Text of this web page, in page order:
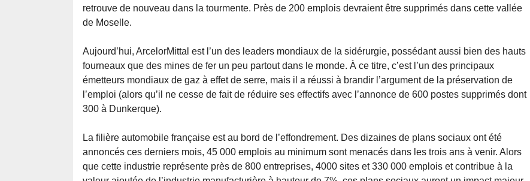
retrouve de nouveau dans la tourmente. Près de 200 emplois devraient être supprimés dans cette vallée
de Moselle.
Aujourd’hui, ArcelorMittal est l’un des leaders mondiaux de la sidérurgie, possédant aussi bien des hauts
fourneaux que des mines de fer un peu partout dans le monde. À ce titre, c’est l’un des principaux
émetteurs mondiaux de gaz à effet de serre, mais il a réussi à brandir l’argument de la préservation de
l’emploi (alors qu’il ne cesse de fait de réduire ses effectifs avec l’annonce de 600 postes supprimés dont
300 à Dunkerque).
La filière automobile française est au bord de l’effondrement. Des dizaines de plans sociaux ont été
annoncés ces derniers mois, 45 000 emplois au minimum sont menacés dans les trois ans à venir. Alors
que cette industrie représente près de 800 entreprises, 4000 sites et 330 000 emplois et contribue à la